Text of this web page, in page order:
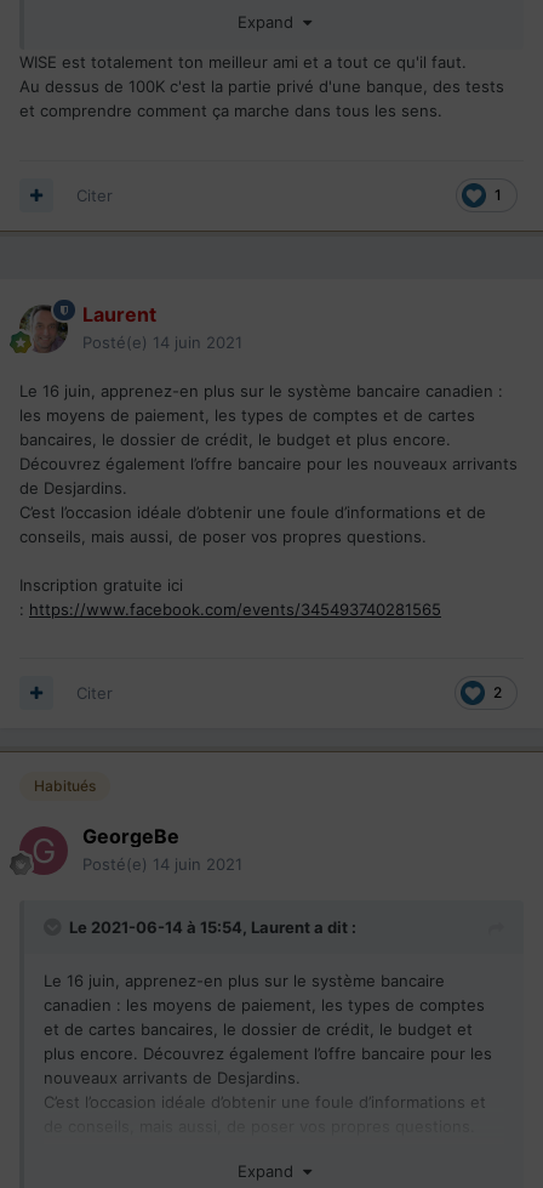
sans problème en max. 2 jours ouvrable (quand tout il est
deux cote Canadien et Belge . Si j'envoie 650 euro ,il part de
mon compte Belge 671 euro et de retour (âpre un séjour de
30 jours au Canada ) arrive 613 euro dans mon compte
Pour l'instant je ne trouve aucun solution a ma énigme. J'ai
aucune problème ???
Expand
WISE est totalement ton meilleur ami et a tout ce qu'il faut.
Au dessus de 100K c'est la partie privé d'une banque, des tests
et comprendre comment ça marche dans tous les sens.
1
Citer
Laurent
Posté(e) 14 juin 2021
Le 16 juin, apprenez-en plus sur le système bancaire canadien :
les moyens de paiement, les types de comptes et de cartes
bancaires, le dossier de crédit, le budget et plus encore.
Découvrez également l’offre bancaire pour les nouveaux arrivants
de Desjardins.
C’est l’occasion idéale d’obtenir une foule d’informations et de
conseils, mais aussi, de poser vos propres questions.
Inscription gratuite ici
: https://www.facebook.com/events/345493740281565
2
Citer
Habitués
GeorgeBe
Posté(e) 14 juin 2021
Le 2021-06-14 à 15:54, Laurenta dit :
Le 16 juin, apprenez-en plus sur le système bancaire
canadien : les moyens de paiement, les types de comptes
et de cartes bancaires, le dossier de crédit, le budget et
plus encore. Découvrez également l’offre bancaire pour les
nouveaux arrivants de Desjardins.
C’est l’occasion idéale d’obtenir une foule d’informations et
Expand